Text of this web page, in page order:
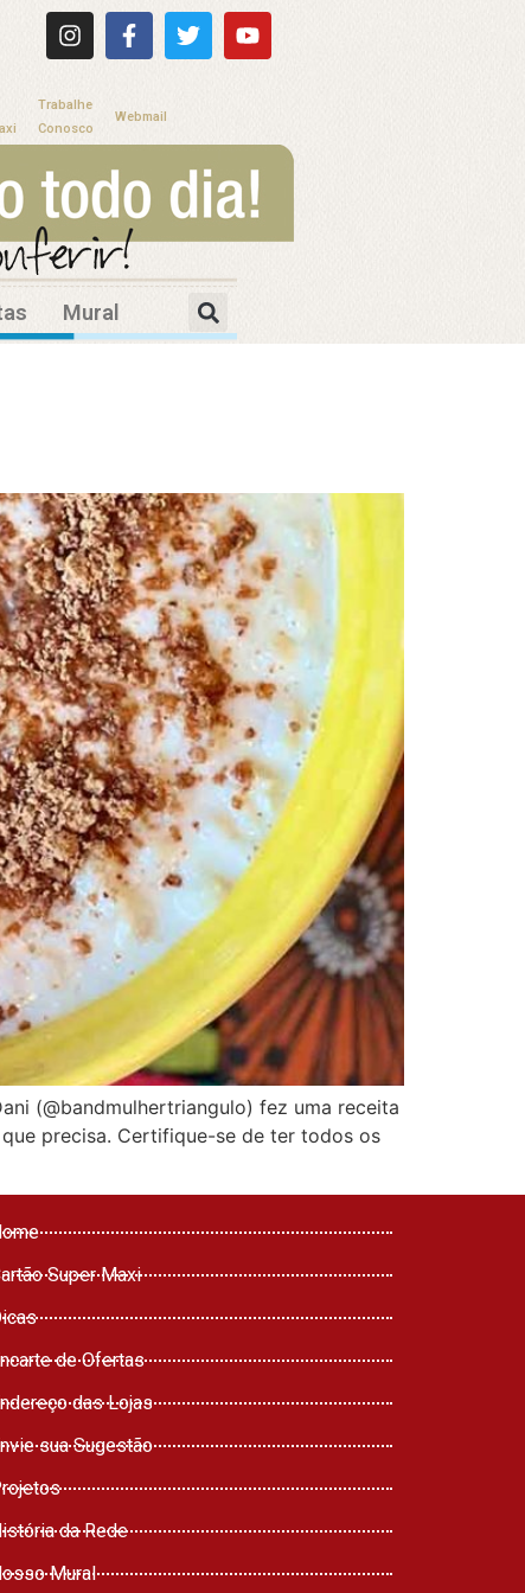
Trabalhe
Conosco
Webmail
Mural
(@bandmulhertriangulo) fez uma receita
precisa. Certifique-se de ter todos os
Super Maxi
de Ofertas
das Lojas
sua Sugestão
da Rede
Mural